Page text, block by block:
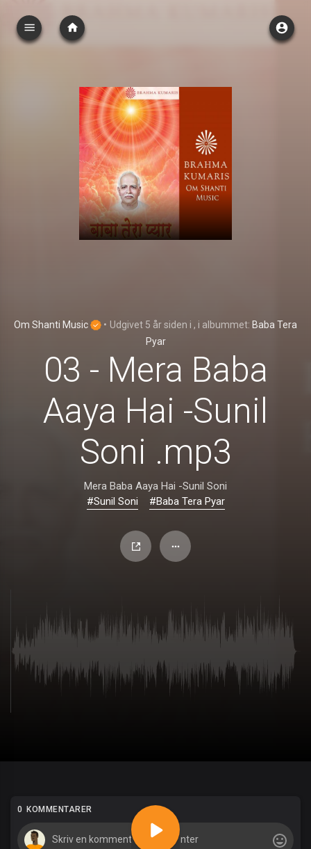
Om Shanti Music • Udgivet 5 år siden i , i albummet: Baba Tera
Pyar
03 - Mera Baba
Aaya Hai -Sunil
Soni .mp3
Mera Baba Aaya Hai -Sunil Soni
#Sunil Soni
#Baba Tera Pyar
0 KOMMENTARER